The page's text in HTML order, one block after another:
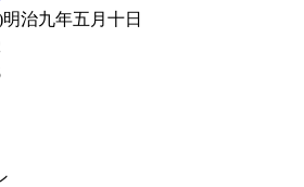
治九年五月十日